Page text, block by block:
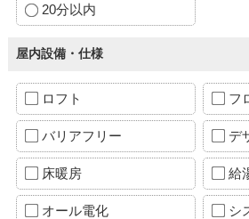
20分以内
屋内設備・仕様
ロフト フ
バリアフリー デ
床暖房 給
オール電化 シ